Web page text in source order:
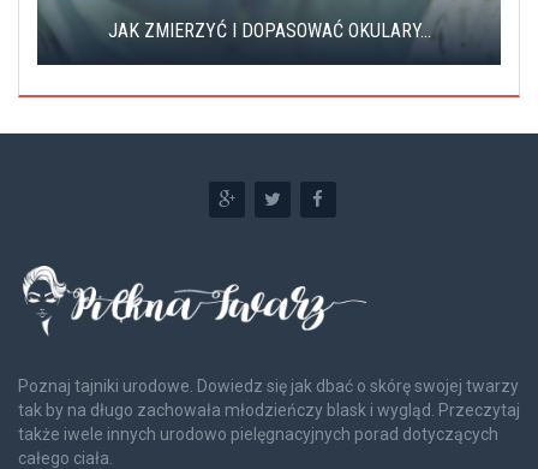
JAK ZMIERZYĆ I DOPASOWAĆ OKULARY...
Poznaj tajniki urodowe. Dowiedz się jak dbać o skórę swojej twarzy
tak by na długo zachowała młodzieńczy blask i wygląd. Przeczytaj
także iwele innych urodowo pielęgnacyjnych porad dotyczących
całego ciała.